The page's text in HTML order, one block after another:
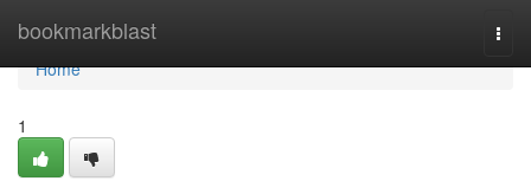
bookmarkblast
Home
Home
1